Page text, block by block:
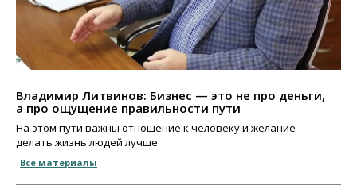
Владимир Литвинов: Бизнес — это не про деньги,
а про ощущение правильности пути
На этом пути важны отношение к человеку и желание
делать жизнь людей лучше
Все материалы